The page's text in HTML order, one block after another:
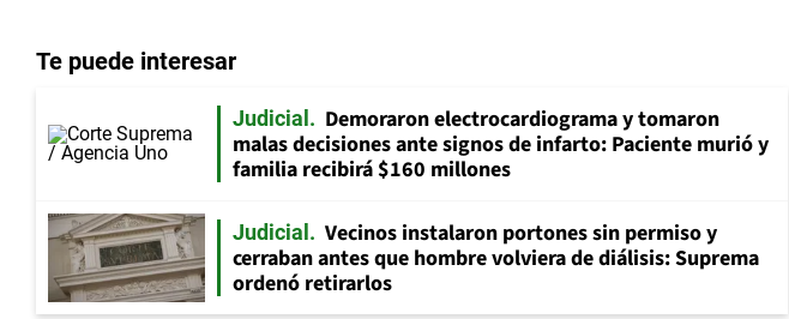
Te puede interesar
Judicial
Demoraron electrocardiograma y tomaron
malas decisiones ante signos de infarto: Paciente murió y
familia recibirá $160 millones
Judicial
Vecinos instalaron portones sin permiso y
cerraban antes que hombre volviera de diálisis: Suprema
ordenó retirarlos